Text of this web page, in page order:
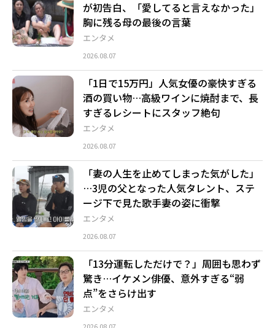
エンタメ
が初告白、「愛してると言えなかった」
胸に残る母の最後の言葉
2026.08.07
エンタメ
「1日で15万円」人気女優の豪快すぎる
酒の買い物…高級ワインに焼酎まで、長
すぎるレシートにスタッフ絶句
2026.08.07
エンタメ
「妻の人生を止めてしまった気がした」
…3児の父となった人気タレント、ステ
ージ下で見た歌手妻の姿に衝撃
2026.08.07
エンタメ
「13分運転しただけで？」周囲も思わず
驚き…イケメン俳優、意外すぎる“弱
点”をさらけ出す